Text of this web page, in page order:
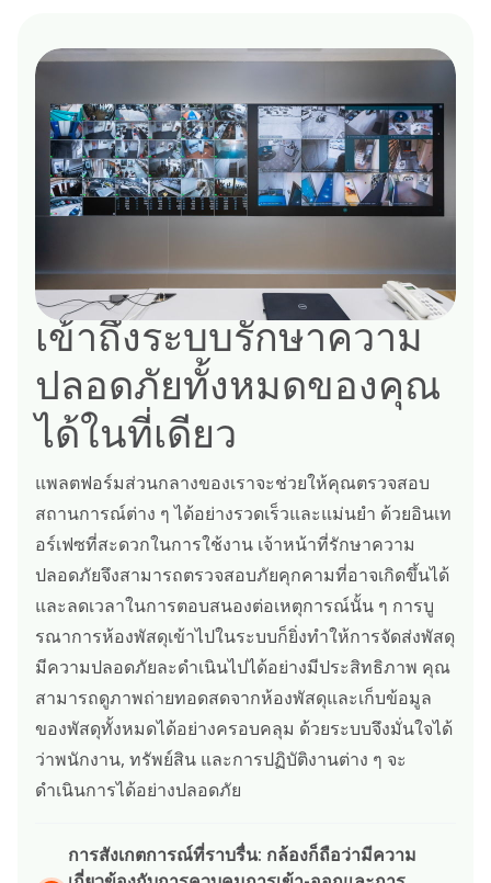
เข้าถึงระบบรักษาความ
ปลอดภัยทั้งหมดของคุณ
ได้ในที่เดียว
แพลตฟอร์มส่วนกลางของเราจะช่วยให้คุณตรวจสอบ
สถานการณ์ต่าง ๆ ได้อย่างรวดเร็วและแม่นยำ ด้วยอินเท
อร์เฟซที่สะดวกในการใช้งาน เจ้าหน้าที่รักษาความ
ปลอดภัยจึงสามารถตรวจสอบภัยคุกคามที่อาจเกิดขึ้นได้
และลดเวลาในการตอบสนองต่อเหตุการณ์นั้น ๆ การบู
รณาการห้องพัสดุเข้าไปในระบบก็ยิ่งทำให้การจัดส่งพัสดุ
มีความปลอดภัยละดำเนินไปได้อย่างมีประสิทธิภาพ คุณ
สามารถดูภาพถ่ายทอดสดจากห้องพัสดุและเก็บข้อมูล
ของพัสดุทั้งหมดได้อย่างครอบคลุม ด้วยระบบจึงมั่นใจได้
ว่าพนักงาน, ทรัพย์สิน และการปฏิบัติงานต่าง ๆ จะ
ดำเนินการได้อย่างปลอดภัย
การสังเกตการณ์ที่ราบรื่น: กล้องก็ถือว่ามีความ